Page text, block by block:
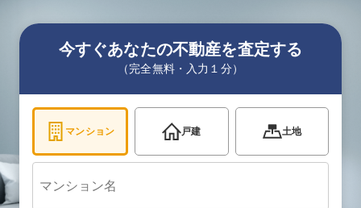
今すぐあなたの不動産を査定する
（完全無料・入力１分）
マンション 戸建 土地